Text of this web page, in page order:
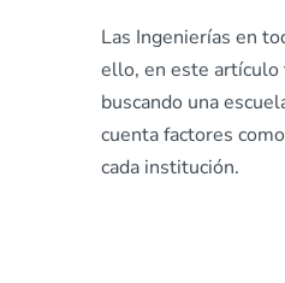
Las Ingenierías en
ello, en este artículo
buscando una
cuenta factores
cada institución.